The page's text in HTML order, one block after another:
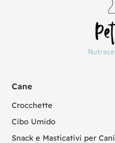
Cane
Crocchette
Cibo Umido
Snack e Masticativi per Cani